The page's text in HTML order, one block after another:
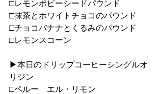
□レモンポピーシードパウンド
□抹茶とホワイトチョコのパウンド
□チョコバナナとくるみのパウンド
□レモンスコーン
▶︎本日のドリップコーヒーシングルオ
リジン
□ペルー　エル・リモン